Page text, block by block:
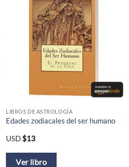
LIBROS DE ASTROLOGÍA
Edades zodiacales del ser humano
USD$13
Ver libro